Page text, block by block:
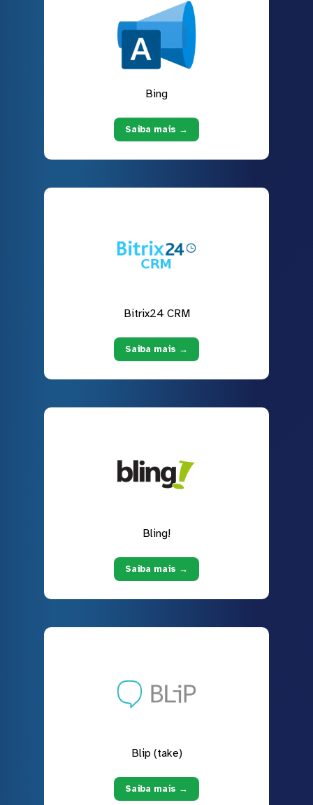
Bing
Saiba mais →
Bitrix24 CRM
Saiba mais →
Bling!
Saiba mais →
Blip (take)
Saiba mais →